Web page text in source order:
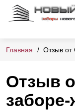
Главная Отзыв от
Отзыв